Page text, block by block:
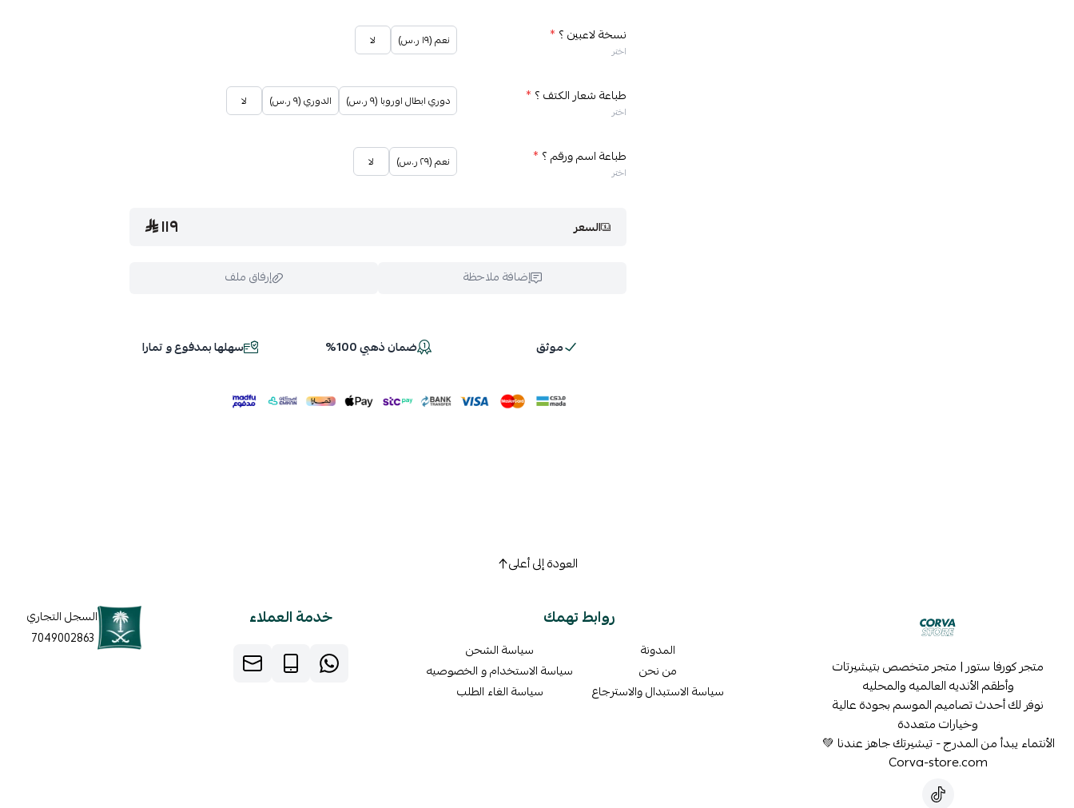
نسخة لاعبين ؟ *
اختر
نعم (١٩ ر.س) لا
طباعة شعار الكتف ؟ *
اختر
دوري ابطال اوروبا (٩ ر.س) الدوري (٩ ر.س) لا
طباعة اسم ورقم ؟ *
اختر
نعم (٢٩ ر.س) لا
السعر ١١٩
إضافة ملاحظة إرفاق ملف
اسحب و افلت الملف هنا
موثق ضمان ذهبي 100% سهلها بمدفوع و تمارا
العودة إلى أعلى
متجر كورفا ستور | متجر متخصص بتيشيرتات
وأطقم الأنديه العالميه والمحليه
نوفر لك أحدث تصاميم الموسم بجودة عالية
وخيارات متعددة
الأنتماء يبدأ من المدرج - تيشيرتك جاهز عندنا 💚
Corva-store.com
روابط تهمك
المدونة
من نحن
سياسة الاستبدال والاسترجاع
سياسة الشحن
سياسة الاستخدام و الخصوصيه
سياسة الغاء الطلب
خدمة العملاء
السجل التجاري
7049002863